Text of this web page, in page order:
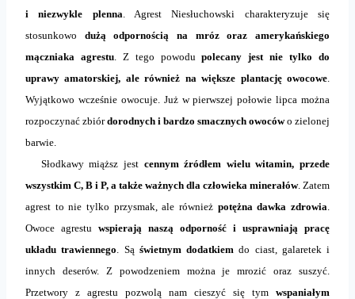
i
niezwykle plenna . Agrest Niesłuchowski charakteryzuje się
stosunkowo dużą odpornością na mróz oraz amerykańskiego
mączniaka agrestu. Z tego powodupolecany jest nie tylko do
uprawy amatorskiej, ale również na większe plantację owocowe
Wyjątkowo wcześnie owocuje. Już w pierwszej połowie lipca można
rozpoczynać zbiórdorodnych i bardzo smacznych owocówo zielonej
barwie.
Słodkawy miąższ jest cennym źródłem wielu witamin, przede
wszystkim C, B i P, a także ważnych dla człowieka minerałów. Zatem
agrest to nie tylko przysmak, ale również potężna dawka zdrowia
Owoce agrestu wspierają naszą odporność i usprawniają pracę
układu trawiennego . Są świetnym dodatkiem do ciast, galaretek i
innych deserów. Z powodzeniem można je mrozić oraz suszyć.
Przetwory z agrestu pozwolą nam cieszyć się tym wspaniałym